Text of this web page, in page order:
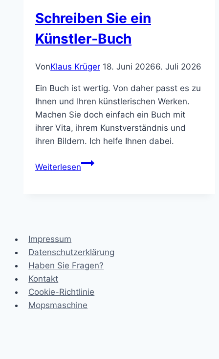
Schreiben Sie ein
Künstler-Buch
VonKlaus Krüger 18. Juni 20266. Juli 2026
Ein Buch ist wertig. Von daher passt es zu
Ihnen und Ihren künstlerischen Werken.
Machen Sie doch einfach ein Buch mit
ihrer Vita, ihrem Kunstverständnis und
ihren Bildern. Ich helfe Ihnen dabei.
WeiterlesenSchreiben
Impressum
Datenschutzerklärung
Haben Sie Fragen?
Kontakt
Cookie-Richtlinie
Mopsmaschine